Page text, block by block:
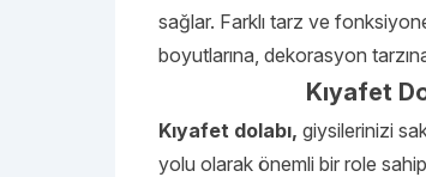
sağlar. Farklı tarz ve
boyutlarına, dekorasyon
Kıyafet
Kıyafet dolabı, giysilerinizi
yolu olarak önemli bir role